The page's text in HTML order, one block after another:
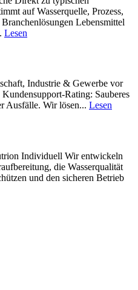
auf Wasserquelle, Prozess,
Lebensmittel
Lesen
Industrie & Gewerbe vor
Rating: Sauberes
Ausfälle. Wir lösen... Lesen
Individuell Wir entwickeln
die Wasserqualität
und den sicheren Betrieb